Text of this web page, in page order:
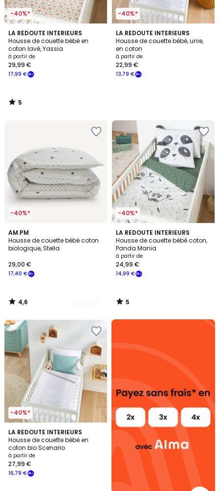
-40%*
LA REDOUTE INTERIEURS
Housse de couette bébé en
coton lavé, Yassia
à partir de
17,99 €
29,99 €
5
/
5
5
/
-40%*
LA REDOUTE INTERIEURS
Housse de couette bébé, unie,
en coton
à partir de
13,79 €
22,99 €
-40%*
AM.PM
Housse de couette bébé coton
biologique, Stella
17,40 €
29,00 €
4,6
/ 5
2
Couleurs
4,6
/
-40%*
LA REDOUTE INTERIEURS
Housse de couette bébé coton,
Panda Mania
à partir de
14,99 €
24,99 €
5
/
5
5
/
-40%*
LA REDOUTE INTERIEURS
Housse de couette bébé en
coton bio Scenario
à partir de
16,79 €
27,99 €
4
Couleurs
Alma
sans